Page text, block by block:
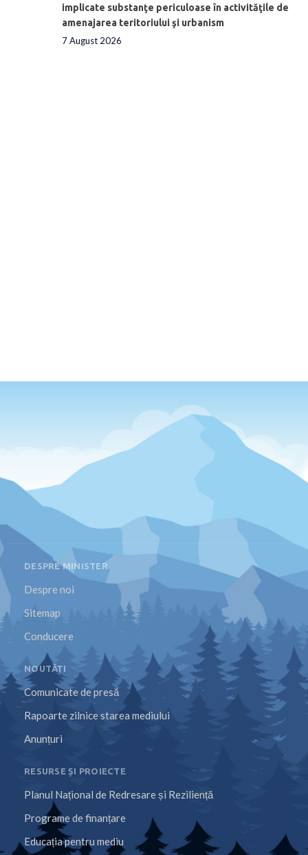
implicate substanţe periculoase în activităţile de
amenajarea teritoriului şi urbanism
7 August 2026
DESPRE MINISTER
Despre noi
Sitemap
Conducere
NOUTĂȚI
Comunicate de presă
Rapoarte zilnice starea mediului
Anunțuri
RESURSE ȘI PROIECTE
Planul Național de Redresare și Reziliență
Programe de finanțare
Educația pentru mediu